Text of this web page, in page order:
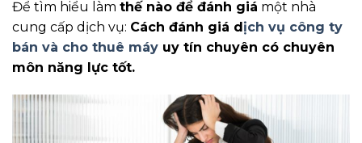
Để tìm hiểu làm thế nào để đánh giá một nhà
cung cấp dịch vụ: Cách đánh giá dịch vụ công ty
bán và cho thuê máy uy tín chuyên có chuyên
môn năng lực tốt.